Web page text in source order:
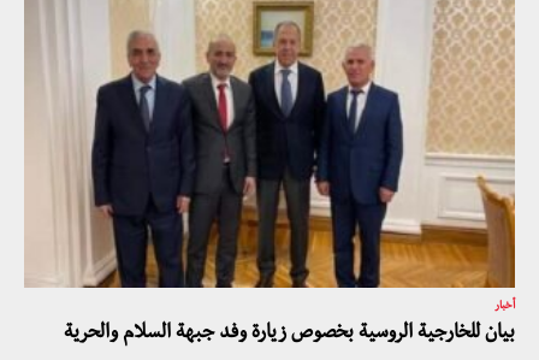
أخبار
بيان للخارجية الروسية بخصوص زيارة وفد جبهة السلام والحرية